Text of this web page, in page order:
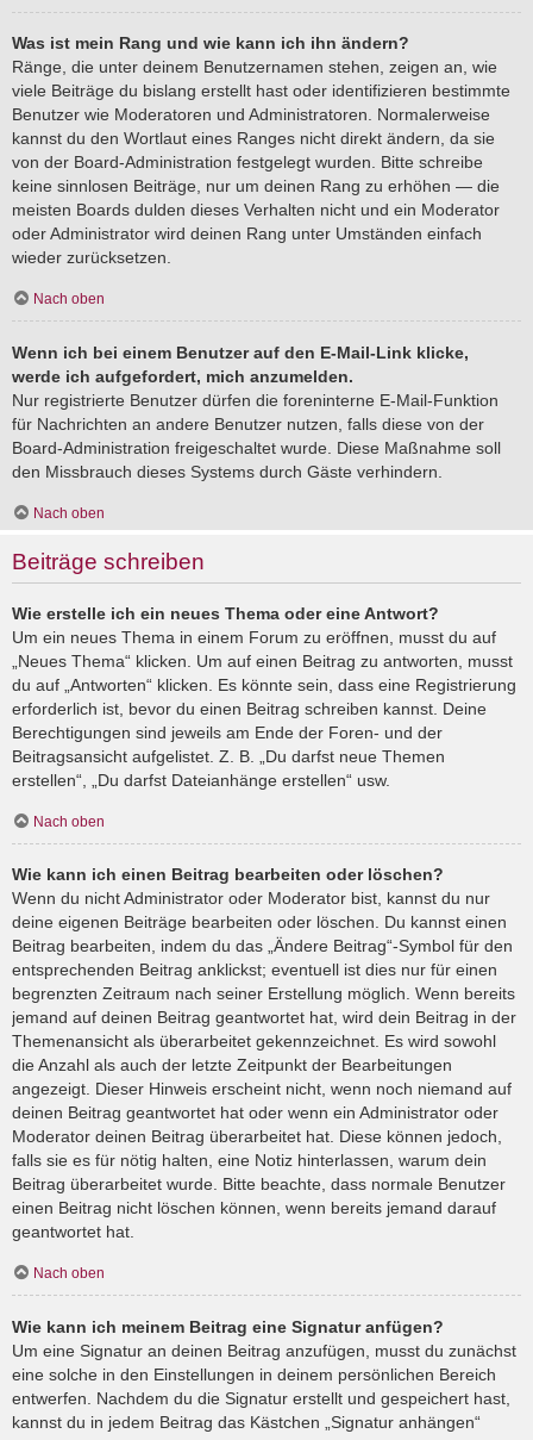
Was ist mein Rang und wie kann ich ihn ändern?
Ränge, die unter deinem Benutzernamen stehen, zeigen an, wie
viele Beiträge du bislang erstellt hast oder identifizieren bestimmte
Benutzer wie Moderatoren und Administratoren. Normalerweise
kannst du den Wortlaut eines Ranges nicht direkt ändern, da sie
von der Board-Administration festgelegt wurden. Bitte schreibe
keine sinnlosen Beiträge, nur um deinen Rang zu erhöhen — die
meisten Boards dulden dieses Verhalten nicht und ein Moderator
oder Administrator wird deinen Rang unter Umständen einfach
wieder zurücksetzen.
Nach oben
Wenn ich bei einem Benutzer auf den E-Mail-Link klicke,
werde ich aufgefordert, mich anzumelden.
Nur registrierte Benutzer dürfen die foreninterne E-Mail-Funktion
für Nachrichten an andere Benutzer nutzen, falls diese von der
Board-Administration freigeschaltet wurde. Diese Maßnahme soll
den Missbrauch dieses Systems durch Gäste verhindern.
Nach oben
Beiträge schreiben
Wie erstelle ich ein neues Thema oder eine Antwort?
Um ein neues Thema in einem Forum zu eröffnen, musst du auf
„Neues Thema“ klicken. Um auf einen Beitrag zu antworten, musst
du auf „Antworten“ klicken. Es könnte sein, dass eine Registrierung
erforderlich ist, bevor du einen Beitrag schreiben kannst. Deine
Berechtigungen sind jeweils am Ende der Foren- und der
Beitragsansicht aufgelistet. Z. B. „Du darfst neue Themen
erstellen“, „Du darfst Dateianhänge erstellen“ usw.
Nach oben
Wie kann ich einen Beitrag bearbeiten oder löschen?
Wenn du nicht Administrator oder Moderator bist, kannst du nur
deine eigenen Beiträge bearbeiten oder löschen. Du kannst einen
Beitrag bearbeiten, indem du das „Ändere Beitrag“-Symbol für den
entsprechenden Beitrag anklickst; eventuell ist dies nur für einen
begrenzten Zeitraum nach seiner Erstellung möglich. Wenn bereits
jemand auf deinen Beitrag geantwortet hat, wird dein Beitrag in der
Themenansicht als überarbeitet gekennzeichnet. Es wird sowohl
die Anzahl als auch der letzte Zeitpunkt der Bearbeitungen
angezeigt. Dieser Hinweis erscheint nicht, wenn noch niemand auf
deinen Beitrag geantwortet hat oder wenn ein Administrator oder
Moderator deinen Beitrag überarbeitet hat. Diese können jedoch,
falls sie es für nötig halten, eine Notiz hinterlassen, warum dein
Beitrag überarbeitet wurde. Bitte beachte, dass normale Benutzer
einen Beitrag nicht löschen können, wenn bereits jemand darauf
geantwortet hat.
Nach oben
Wie kann ich meinem Beitrag eine Signatur anfügen?
Um eine Signatur an deinen Beitrag anzufügen, musst du zunächst
eine solche in den Einstellungen in deinem persönlichen Bereich
entwerfen. Nachdem du die Signatur erstellt und gespeichert hast,
kannst du in jedem Beitrag das Kästchen „Signatur anhängen“